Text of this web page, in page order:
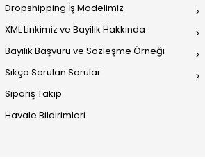
Dropshipping İş Modelimiz
XML Linkimiz ve Bayilik Hakkında
Bayilik Başvuru ve Sözleşme Örneği
Sıkça Sorulan Sorular
Sipariş Takip
Havale Bildirimleri